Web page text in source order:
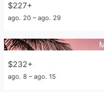
$227+
ago. 20 – ago. 29
$232+
ago. 8 – ago. 15